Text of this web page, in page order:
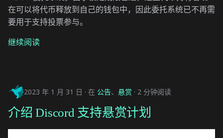
在可以将代币释放到自己的钱包中，因此委托系统已不再需
要用于支持投票参与。
继续阅读
2023 年 1 月 31 日 在 公告、 悬赏 2 分钟阅读
介绍 Discord 支持悬赏计划